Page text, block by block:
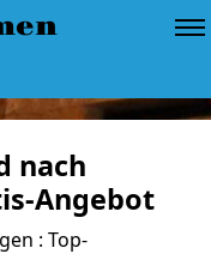
nach
Angebot
: Top-